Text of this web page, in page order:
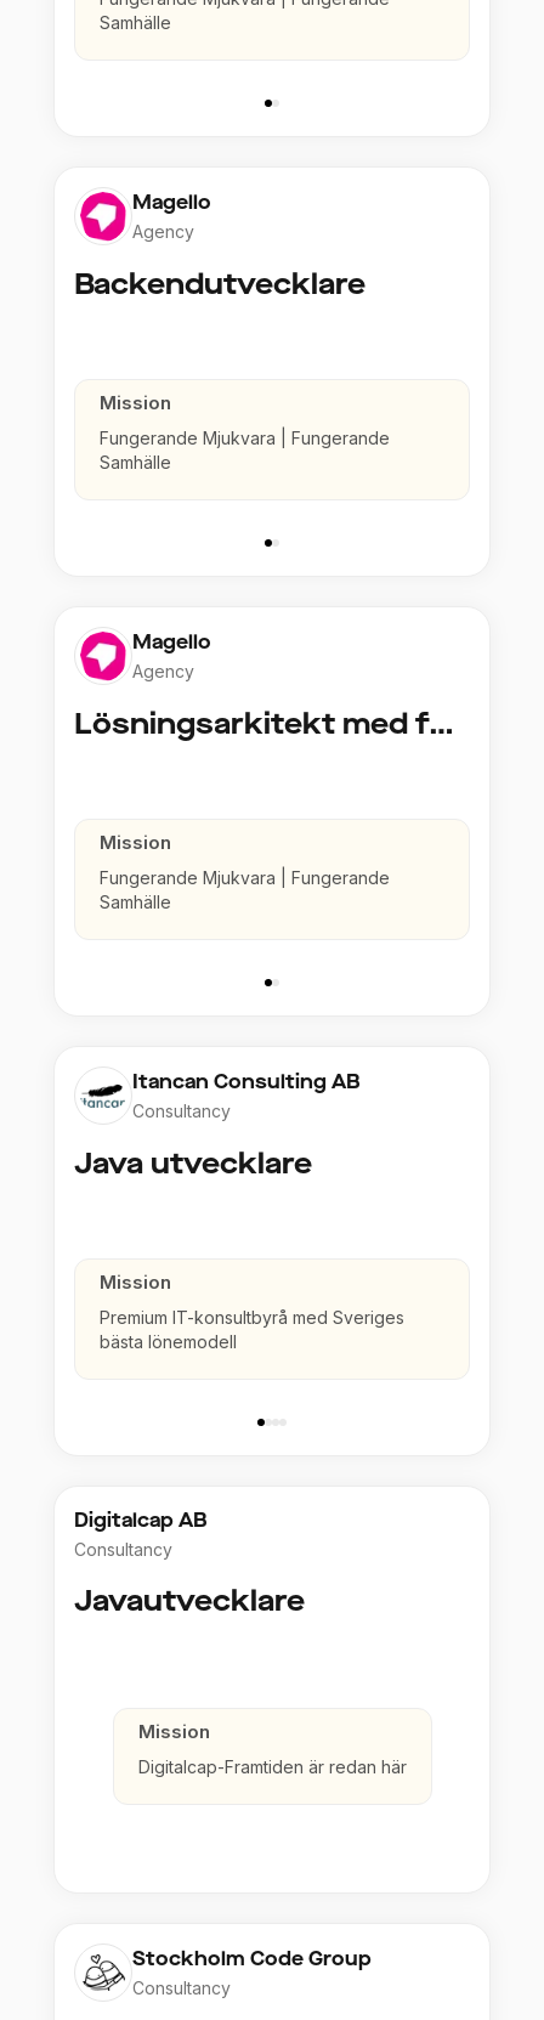
Samhälle
Magello
Agency
Backendutvecklare
Mission
Fungerande Mjukvara | Fungerande
Samhälle
Magello
Agency
Lösningsarkitekt med fokus på Integration och säkerhet
Mission
Fungerande Mjukvara | Fungerande
Samhälle
Itancan Consulting AB
Consultancy
Java utvecklare
Mission
Premium IT-konsultbyrå med Sveriges
bästa lönemodell
Digitalcap AB
Consultancy
Javautvecklare
Mission
Digitalcap-Framtiden är redan här
Stockholm Code Group
Consultancy